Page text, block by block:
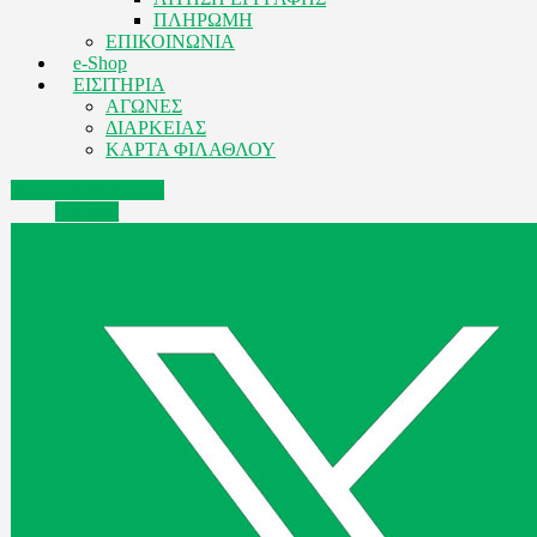
ΠΛΗΡΩΜΗ
ΕΠΙΚΟΙΝΩΝΙΑ
e-Shop
ΕΙΣΙΤΗΡΙΑ
ΑΓΩΝΕΣ
ΔΙΑΡΚΕΙΑΣ
ΚΑΡΤΑ ΦΙΛΑΘΛΟΥ